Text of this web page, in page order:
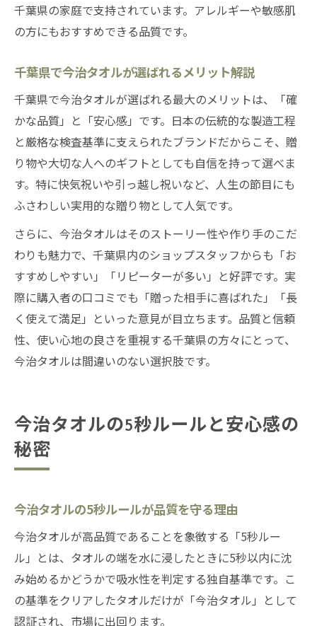
千葉県の家庭で支持されています。アレルギーや敏感肌
の方にもおすすめできる品質です。
千葉県で今治タオルが選ばれるメリット解説
千葉県で今治タオルが選ばれる最大のメリットは、「確
かな品質」と「安心感」です。日本の伝統的な製造工程
と厳格な検査基準に支えられたブランドだからこそ、贈
り物や大切な人へのギフトとしても自信を持って選べま
す。特に快気祝いや引っ越し祝いなど、人生の節目にも
ふさわしい実用的な贈り物として人気です。
さらに、今治タオルはそのストーリー性や作り手のこだ
わりも魅力で、千葉県内のショップスタッフからも「お
すすめしやすい」「リピーターが多い」と好評です。実
際に購入者の口コミでも「贈った相手に喜ばれた」「長
く使えて満足」といった意見が目立ちます。品質と信頼
性、使い心地の良さを重視する千葉県の方々にとって、
今治タオルは間違いのない選択肢です。
今治タオルの5秒ルールと安心感の
秘密
今治タオルの5秒ルールが品質を守る理由
今治タオルが高品質であることを象徴する「5秒ルー
ル」とは、タオルの端を水に浸したときに5秒以内に沈
み始めるかどうかで吸水性を判定する独自基準です。こ
の基準をクリアしたタオルだけが「今治タオル」として
認証され、市場に出回ります。